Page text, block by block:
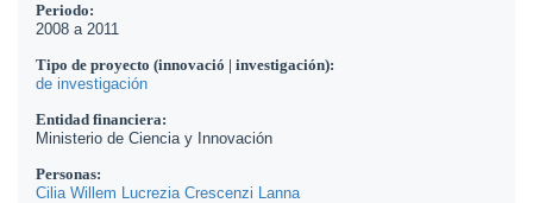
Periodo:
2008 a 2011
Tipo de proyecto (innovació | investigación):
de investigación
Entidad financiera:
Ministerio de Ciencia y Innovación
Personas:
Cilia Willem Lucrezia Crescenzi Lanna